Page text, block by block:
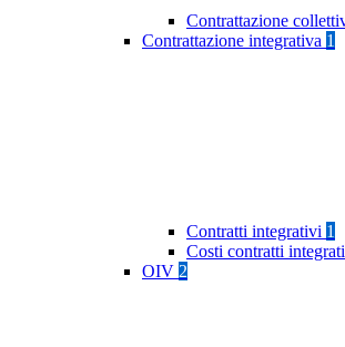
Contrattazione
Contrattazione integrativa 1
Contratti integrativi 1
Costi contratti
OIV 2